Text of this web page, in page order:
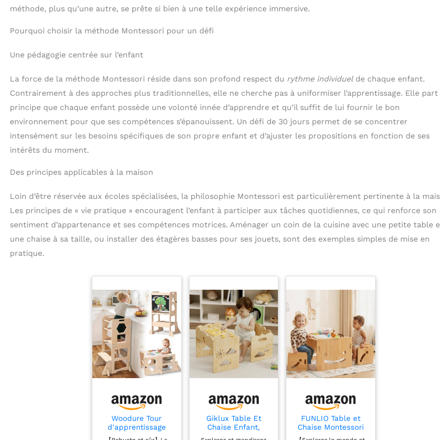
méthode, plus qu’une autre, se prête si bien à une telle expérience immersive.
Pourquoi choisir la méthode Montessori pour un défi
Une pédagogie centrée sur l’enfant
La force de la méthode Montessori réside dans son profond respect du rythme individuelde chaque enfant.
Contrairement à des approches plus traditionnelles, elle ne cherche pas à uniformiser l’apprentissage. Elle part
principe que chaque enfant possède une volonté innée d’apprendre et qu’il suffit de lui fournir le bon
environnement pour que ses compétences s’épanouissent. Un défi de 30 jours permet de se concentrer
intensément sur les besoins spécifiques de son propre enfant et d’ajuster les propositions en fonction de ses
intérêts du moment.
Des principes applicables à la maison
Loin d’être réservée aux écoles spécialisées, la philosophie Montessori est particulièrement pertinente à la
Les principes de « vie pratique » encouragent l’enfant à participer aux tâches quotidiennes, ce qui renforce son
sentiment d’appartenance et ses compétences motrices. Aménager un coin de la cuisine avec une petite table
une chaise à sa taille, ou installer des étagères basses pour ses jouets, sont des exemples simples de mise en
pratique.
Woodure Tour
d'apprentissage
Montessori 4 en 1,
Giklux Table Et
Chaise Enfant,
Petite Table
FUNLIO Table et
Chaise Montessori
Ajustables en